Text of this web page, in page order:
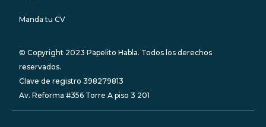
Manda tu CV
© Copyright 2023 Papelito Habla. Todos los derechos
reservados.
Clave de registro 398279813
Av. Reforma #356 Torre A piso 3 201